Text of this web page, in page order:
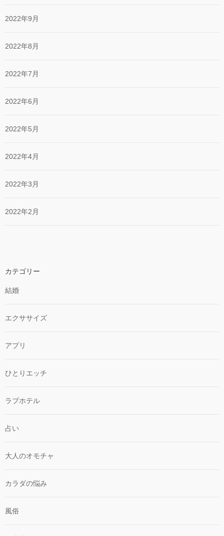
2022年9月
2022年8月
2022年7月
2022年6月
2022年5月
2022年4月
2022年3月
2022年2月
カテゴリー
結婚
エクササイズ
アプリ
ひとりエッチ
ラブホテル
占い
大人のオモチャ
カラダの悩み
風俗